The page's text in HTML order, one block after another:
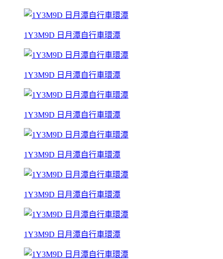
1Y3M9D 日月潭自行車環潭
1Y3M9D 日月潭自行車環潭
1Y3M9D 日月潭自行車環潭
1Y3M9D 日月潭自行車環潭
1Y3M9D 日月潭自行車環潭
1Y3M9D 日月潭自行車環潭